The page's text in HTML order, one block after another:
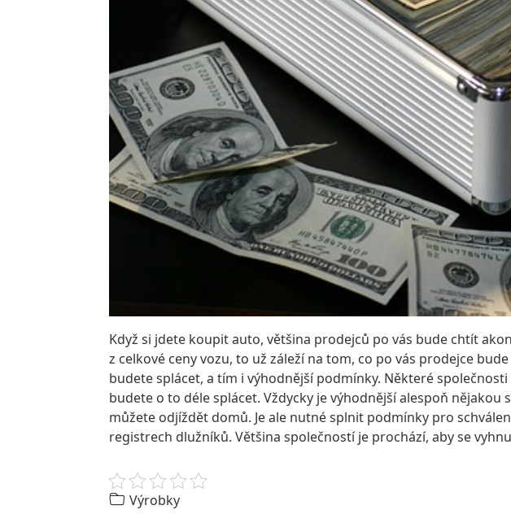
Když si jdete koupit auto, většina prodejců po vás bude chtít
z celkové ceny vozu, to už záleží na tom, co po vás prodejce
budete splácet, a tím i výhodnější podmínky. Některé
budete o to déle splácet. Vždycky je výhodnější alespoň nějakou
můžete odjíždět domů. Je ale nutné splnit podmínky pro
registrech dlužníků. Většina společností je prochází, aby se
Výrobky